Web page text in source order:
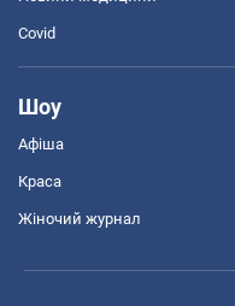
Covid
Шоу
Афіша
Краса
Жіночий журнал